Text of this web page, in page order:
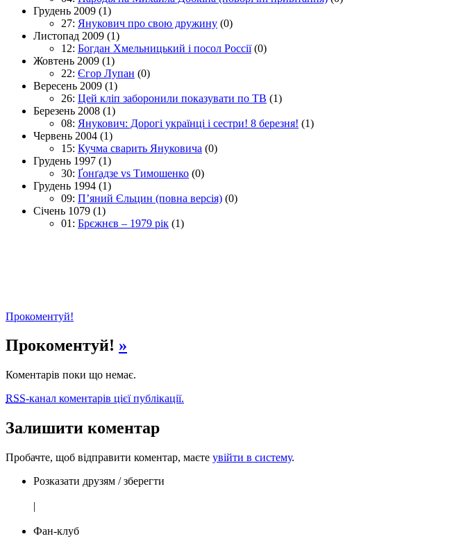
Грудень 2009 (1)
27: Янукович про свою дружину (0)
Листопад 2009 (1)
12: Богдан Хмельницький і посол Россії (0)
Жовтень 2009 (1)
22: Єгор Лупан (0)
Вересень 2009 (1)
26: Цей кліп заборонили показувати по ТВ (1)
Березень 2008 (1)
08: Янукович: Дорогі українці і сестри! 8 березня! (1)
Червень 2004 (1)
15: Кучма сварить Януковича (0)
Грудень 1997 (1)
30: Ґонґадзе vs Тимошенко (0)
Грудень 1994 (1)
09: П’яний Єльцин (повна версія) (0)
Січень 1079 (1)
01: Брєжнєв – 1979 рік (1)
Прокоментуй!
Прокоментуй! »
Коментарів поки що немає.
RSS-канал коментарів цієї публікації.
Залишити коментар
Пробачте, щоб відправити коментар, маєте увійти в систему.
Розказати друзям / зберегти
|
Фан-клуб